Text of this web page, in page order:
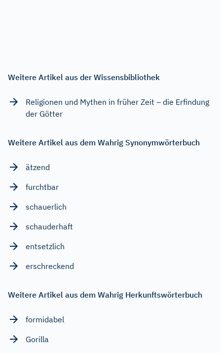
Weitere Artikel aus der Wissensbibliothek
Religionen und Mythen in früher Zeit – die Erfindung
der Götter
Weitere Artikel aus dem Wahrig Synonymwörterbuch
ätzend
furchtbar
schauerlich
schauderhaft
entsetzlich
erschreckend
Weitere Artikel aus dem Wahrig Herkunftswörterbuch
formidabel
Gorilla